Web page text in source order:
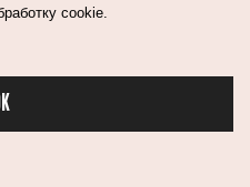
в спорте
cookie.